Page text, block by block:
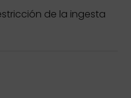
de la ingesta